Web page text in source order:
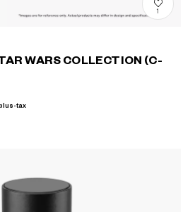
1
WARS COLLECTION (C-
tax